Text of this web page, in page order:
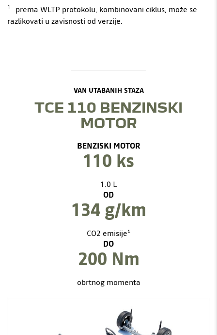
1
prema WLTP protokolu, kombinovani ciklus, može se
razlikovati u zavisnosti od verzije.
VAN UTABANIH STAZA
TCE 110 BENZINSKI
MOTOR
BENZISKI MOTOR
110 ks
1.0 L
OD
134 g/km
CO2 emisije¹
DO
200 Nm
obrtnog momenta